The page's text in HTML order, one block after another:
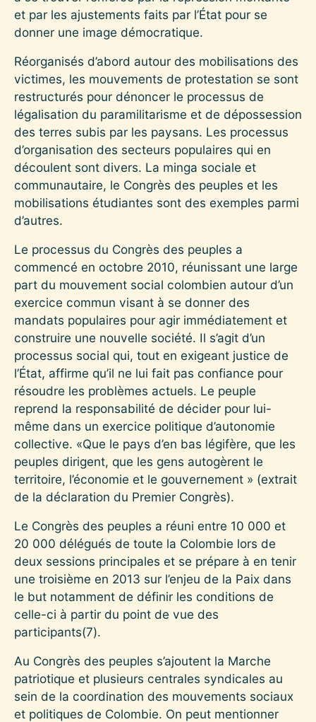
et par les ajustements faits par l’État pour se
donner une image démocratique.
Réorganisés d’abord autour des mobilisations des
victimes, les mouvements de protestation se sont
restructurés pour dénoncer le processus de
légalisation du paramilitarisme et de dépossession
des terres subis par les paysans. Les processus
d’organisation des secteurs populaires qui en
découlent sont divers. La minga sociale et
communautaire, le Congrès des peuples et les
mobilisations étudiantes sont des exemples parmi
d’autres.
Le processus du Congrès des peuples a
commencé en octobre 2010, réunissant une large
part du mouvement social colombien autour d’un
exercice commun visant à se donner des
mandats populaires pour agir immédiatement et
construire une nouvelle société. Il s’agit d’un
processus social qui, tout en exigeant justice de
l’État, affirme qu’il ne lui fait pas confiance pour
résoudre les problèmes actuels. Le peuple
reprend la responsabilité de décider pour lui-
même dans un exercice politique d’autonomie
collective. «Que le pays d’en bas légifère, que les
peuples dirigent, que les gens autogèrent le
territoire, l’économie et le gouvernement » (extrait
de la déclaration du Premier Congrès).
Le Congrès des peuples a réuni entre 10 000 et
20 000 délégués de toute la Colombie lors de
deux sessions principales et se prépare à en tenir
une troisième en 2013 sur l’enjeu de la Paix dans
le but notamment de définir les conditions de
celle-ci à partir du point de vue des
participants(7).
Au Congrès des peuples s’ajoutent la Marche
patriotique et plusieurs centrales syndicales au
sein de la coordination des mouvements sociaux
et politiques de Colombie. On peut mentionner